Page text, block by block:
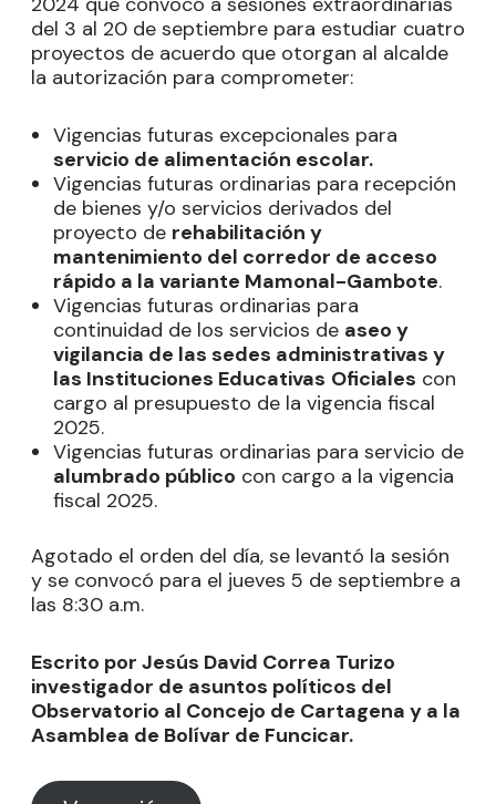
del 3 al 20 de septiembre para estudiar cuatro
proyectos de acuerdo que otorgan al alcalde
la autorización para comprometer:
Vigencias futuras excepcionales para
servicio de alimentación escolar.
Vigencias futuras ordinarias para recepción
de bienes y/o servicios derivados del
proyecto de rehabilitación y
mantenimiento del corredor de acceso
rápido a la variante Mamonal-Gambote.
Vigencias futuras ordinarias para
continuidad de los servicios de aseo y
vigilancia de las sedes administrativas y
las Instituciones Educativas Oficiales con
cargo al presupuesto de la vigencia fiscal
2025.
Vigencias futuras ordinarias para servicio de
alumbrado público con cargo a la vigencia
fiscal 2025.
Agotado el orden del día, se levantó la sesión
y se convocó para el jueves 5 de septiembre a
las 8:30 a.m.
Escrito por Jesús David Correa Turizo
investigador de asuntos políticos del
Observatorio al Concejo de Cartagena y a la
Asamblea de Bolívar de Funcicar.